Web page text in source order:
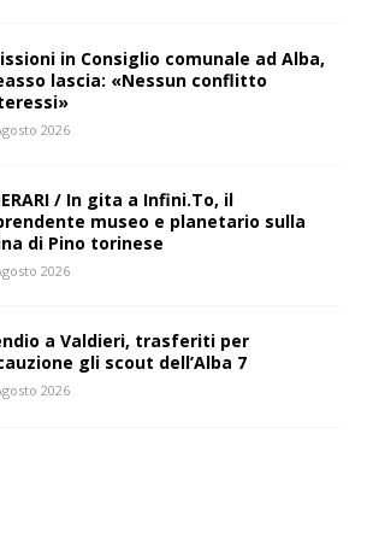
in Consiglio comunale ad Alba,
lascia: «Nessun conflitto
2026
/ In gita a Infini.To, il
museo e planetario sulla
di Pino torinese
2026
a Valdieri, trasferiti per
gli scout dell’Alba 7
2026